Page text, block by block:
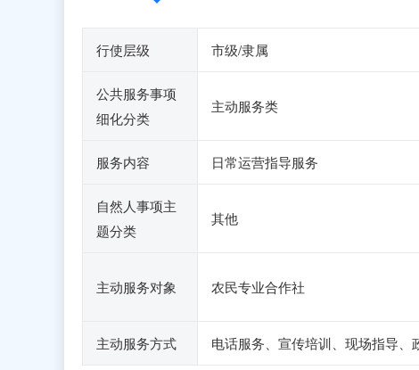
行使层级 市级/隶属
公共服务事项
细化分类
主动服务类
服务内容 日常运营指导服务
自然人事项主
题分类
其他
主动服务对象 农民专业合作社
主动服务方式 电话服务、宣传培训、现场指导、